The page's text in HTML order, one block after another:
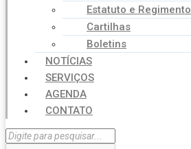
Estatuto e Regimento
Cartilhas
Boletins
NOTÍCIAS
SERVIÇOS
AGENDA
CONTATO